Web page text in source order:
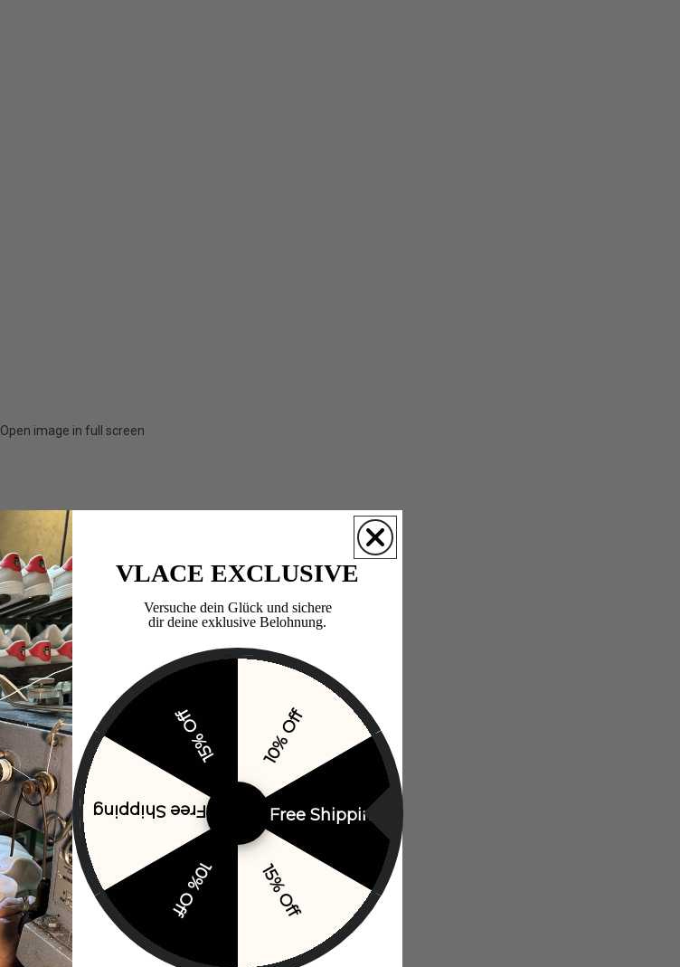
Open image in full screen
VLACE EXCLUSIVE
Versuche dein Glück und sichere
dir deine exklusive Belohnung.​
10% Off
Free Shipping
15% Off
10% Off
Free Shipping
15% Off